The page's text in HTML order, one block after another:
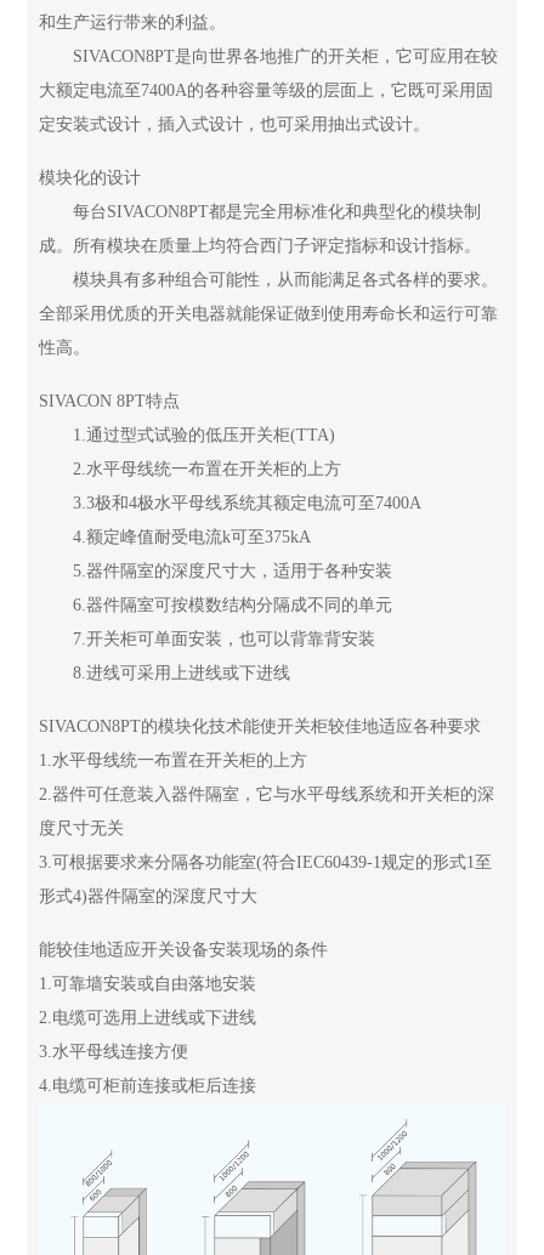
和生产运行带来的利益。
SIVACON8PT是向世界各地推广的开关柜，它可应用在较
大额定电流至7400A的各种容量等级的层面上，它既可采用固
定安装式设计，插入式设计，也可采用抽出式设计。
模块化的设计
每台SIVACON8PT都是完全用标准化和典型化的模块制
成。所有模块在质量上均符合西门子评定指标和设计指标。
模块具有多种组合可能性，从而能满足各式各样的要求。
全部采用优质的开关电器就能保证做到使用寿命长和运行可靠
性高。
SIVACON 8PT特点
1.通过型式试验的低压开关柜(TTA)
2.水平母线统一布置在开关柜的上方
3.3极和4极水平母线系统其额定电流可至7400A
4.额定峰值耐受电流k可至375kA
5.器件隔室的深度尺寸大，适用于各种安装
6.器件隔室可按模数结构分隔成不同的单元
7.开关柜可单面安装，也可以背靠背安装
8.进线可采用上进线或下进线
SIVACON8PT的模块化技术能使开关柜较佳地适应各种要求
1.水平母线统一布置在开关柜的上方
2.器件可任意装入器件隔室，它与水平母线系统和开关柜的深
度尺寸无关
3.可根据要求来分隔各功能室(符合IEC60439-1规定的形式1至
形式4)器件隔室的深度尺寸大
能较佳地适应开关设备安装现场的条件
1.可靠墙安装或自由落地安装
2.电缆可选用上进线或下进线
3.水平母线连接方便
4.电缆可柜前连接或柜后连接